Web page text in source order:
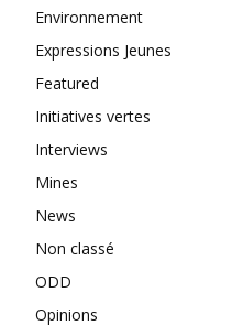
Environnement
Expressions Jeunes
Featured
Initiatives vertes
Interviews
Mines
News
Non classé
ODD
Opinions